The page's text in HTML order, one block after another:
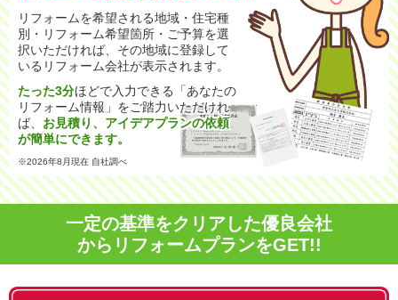
リフォームを希望される地域・住宅種
別・リフォーム希望箇所・ご予算を選
択いただければ、その地域に登録して
いるリフォーム会社が表示されます。
たった3分ほどで入力できる「あなたの
リフォーム情報」をご踏力いただけれ
ば、 お見積り、アイデアプランの依頼
が簡単にできます。
※2026年8月現在 自社調べ
一定の基準をクリアした優良会社
からリフォームプランをGET!!